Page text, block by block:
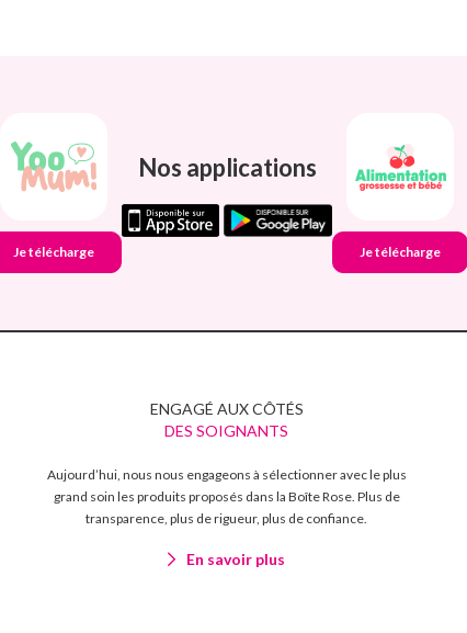
Je télécharge
Nos applications
Je télécharge
ENGAGÉ AUX CÔTÉS
DES SOIGNANTS
Aujourd’hui, nous nous engageons à sélectionner avec le plus
grand soin les produits proposés dans la Boîte Rose. Plus de
transparence, plus de rigueur, plus de confiance.
En savoir plus